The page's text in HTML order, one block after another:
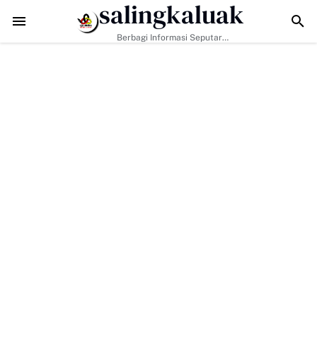
TMMD ke-129 Tak Hanya Bangun Jalan, Bekali Warga Buluh Kasok
salingkaluak
Berbagi Informasi Seputar